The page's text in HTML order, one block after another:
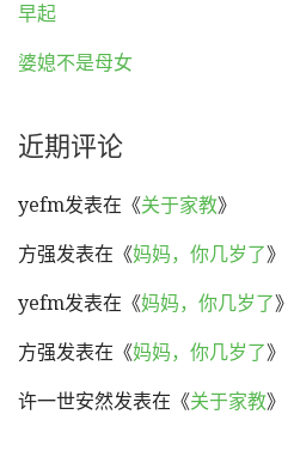
早起
婆媳不是母女
近期评论
yefm发表在《关于家教》
方强发表在《妈妈，你几岁了》
yefm发表在《妈妈，你几岁了》
方强发表在《妈妈，你几岁了》
许一世安然发表在《关于家教》